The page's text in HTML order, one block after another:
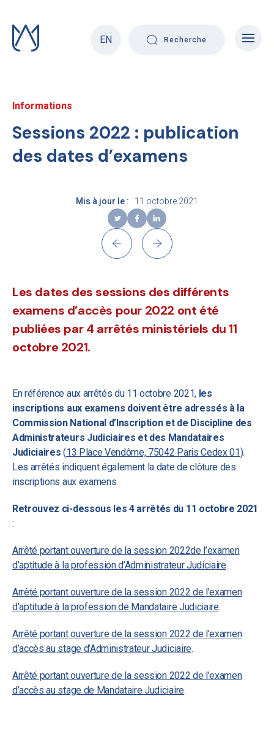
content
EN
Recherche
Informations
Sessions 2022 : publication
des dates d’examens
Mis à jour le : 11 octobre 2021
Les dates des sessions des différents
examens d’accès pour 2022 ont été
publiées par 4 arrêtés ministériels du 11
octobre 2021.
En référence aux arrêtés du 11 octobre 2021, les
inscriptions aux examens doivent être adressés à la
Commission National d’Inscription et de Discipline des
Administrateurs Judiciaires et des Mandataires
Judiciaires(13 Place Vendôme, 75042 Paris Cedex 01).
Les arrêtés indiquent également la date de clôture des
inscriptions aux examens.
Retrouvez ci-dessous les 4 arrêtés du 11 octobre 2021
:
Arrêté portant ouverture de la session 2022de l’examen
d’aptitude à la profession d’Administrateur Judiciaire.
Arrêté portant ouverture de la session 2022 de l’examen
d’aptitude à la profession de Mandataire Judiciaire.
Arrêté portant ouverture de la session 2022 de l’examen
d’accès au stage d’Administrateur Judiciaire.
Arrêté portant ouverture de la session 2022 de l’examen
d’accès au stage de Mandataire Judiciaire.